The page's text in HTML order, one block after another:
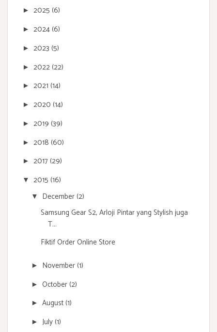
► 2025 (6)
► 2024(6)
► 2023 (5)
► 2022(22)
► 2021 (14)
► 2020 (14)
► 2019 (39)
► 2018 (60)
► 2017(29)
▼ 2015 (16)
▼ December(2)
Samsung Gear S2, Arloji Pintar yang Stylish juga
T...
Fiktif Order Online Store
► November(1)
► October(2)
► August(1)
► July(1)